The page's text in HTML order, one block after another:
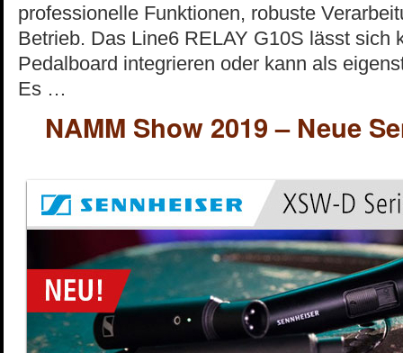
professionelle Funktionen, robuste
Betrieb. Das Line6 RELAY G10S lässt sich
Pedalboard integrieren oder kann als
Es …
NAMM Show 2019 – Neue